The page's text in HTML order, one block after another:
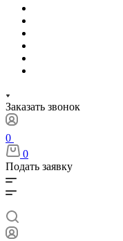
Заказать звонок
0
0
Подать заявку